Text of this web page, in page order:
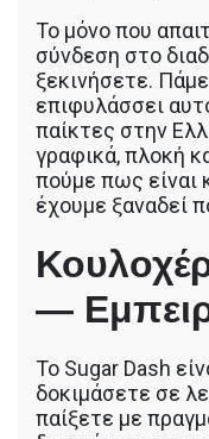
Το μόνο που
σύνδεση στο
ξεκινήσετε.
επιφυλάσσει
παίκτες στην
γραφικά, πλοκή
πούμε πως είναι
έχουμε ξαναδεί
—
Το Sugar Dash
δοκιμάσετε σε
παίξετε με